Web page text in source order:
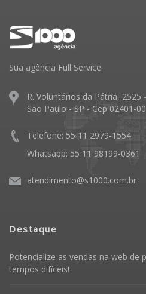
Sua agência Full Service.
R. Voluntários da Pátria, 2525
São Paulo - SP - Cep 02401-
Telefone: 55 11 2979-1554
Whatsapp: 55 11 98199-0361
atendimento@s1000.com.br
Destaque
Potencialize as vendas na web de
tempos difíceis!